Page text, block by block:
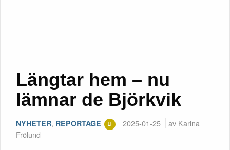
Längtar hem – nu
lämnar de Björkvik
NYHETER, REPORTAGE 2025-01-25
av Karina
Frölund